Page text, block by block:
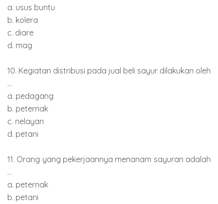
a. usus buntu
b. kolera
c. diare
d. mag
10. Kegiatan distribusi pada jual beli sayur dilakukan oleh
...
a. pedagang
b. peternak
c. nelayan
d. petani
11. Orang yang pekerjaannya menanam sayuran adalah
...
a. peternak
b. petani